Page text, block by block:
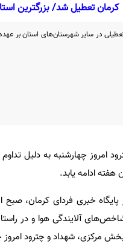
کرمان تعطیل شد/ بزرگترین
در سایر شهرستان‌های استان بر عهده
امروز چهارشنبه به دلیل
هفته ادامه یابد.
خبری فردای کرمان، صبح
آلایندگی هوا و در
و چترود امروز چهارشنبه ۳۰